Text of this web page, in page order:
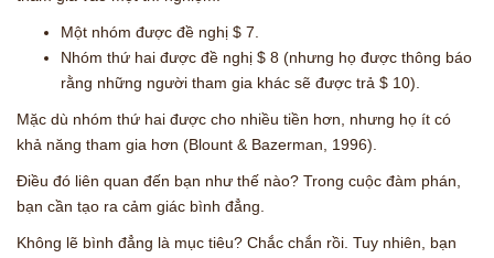
Một nhóm được đề nghị $ 7.
Nhóm thứ hai được đề nghị $ 8 (nhưng họ được thông báo
rằng những người tham gia khác sẽ được trả $ 10).
Mặc dù nhóm thứ hai được cho nhiều tiền hơn, nhưng họ ít có
khả năng tham gia hơn (Blount & Bazerman, 1996).
Điều đó liên quan đến bạn như thế nào? Trong cuộc đàm phán,
bạn cần tạo ra cảm giác bình đẳng.
Không lẽ bình đẳng là mục tiêu? Chắc chắn rồi. Tuy nhiên, bạn